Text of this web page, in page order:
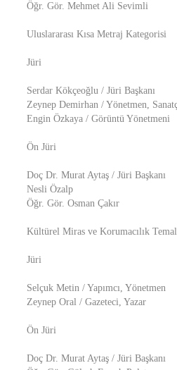
Öğr. Gör. Mehmet Ali Sevimli
Uluslararası Kısa Metraj Kategorisi
Jüri
Serdar Kökçeoğlu / Jüri Başkanı
Zeynep Demirhan / Yönetmen,
Engin Özkaya / Görüntü Yönetmeni
Ön Jüri
Doç Dr. Murat Aytaş / Jüri Başkanı
Nesli Özalp
Öğr. Gör. Osman Çakır
Kültürel Miras ve Korumacılık
Jüri
Selçuk Metin / Yapımcı, Yönetmen
Zeynep Oral / Gazeteci, Yazar
Ön Jüri
Doç Dr. Murat Aytaş / Jüri Başkanı